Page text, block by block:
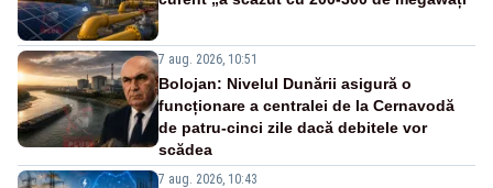
7 aug. 2026, 10:51
Bolojan: Nivelul Dunării asigură o
funcționare a centralei de la Cernavodă
de patru-cinci zile dacă debitele vor
scădea
7 aug. 2026, 10:43